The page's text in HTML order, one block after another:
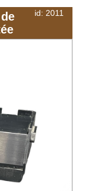
id: 2011